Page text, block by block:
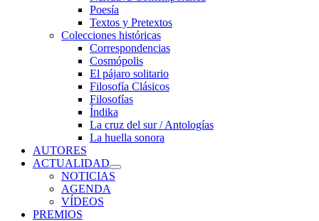
Poesía
Textos y Pretextos
Colecciones históricas
Correspondencias
Cosmópolis
El pájaro solitario
Filosofía Clásicos
Filosofías
Índika
La cruz del sur / Antologías
La huella sonora
AUTORES
ACTUALIDAD
NOTICIAS
AGENDA
VÍDEOS
PREMIOS